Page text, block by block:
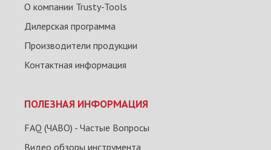
О компании Trusty-Tools
Дилерская программа
Производители продукции
Контактная информация
ПОЛЕЗНАЯ ИНФОРМАЦИЯ
FAQ (ЧАВО) - Частые Вопросы
Видео обзоры инструмента